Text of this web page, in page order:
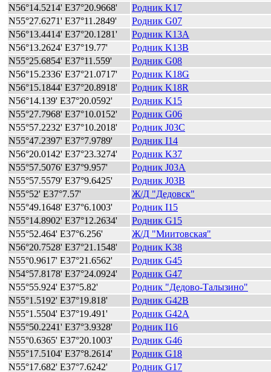
N56°14.5214' E37°20.9668'
Родник K17
N55°27.6271' E37°11.2849'
Родник G07
N56°13.4414' E37°20.1281'
Родник K13A
N56°13.2624' E37°19.77'
Родник K13B
N55°25.6854' E37°11.559'
Родник G08
N56°15.2336' E37°21.0717'
Родник K18G
N56°15.1844' E37°20.8918'
Родник K18R
N56°14.139' E37°20.0592'
Родник K15
N55°27.7968' E37°10.0152'
Родник G06
N55°57.2232' E37°10.2018'
Родник J03C
N55°47.2397' E37°7.9789'
Родник I14
N56°20.0142' E37°23.3274'
Родник K37
N55°57.5076' E37°9.957'
Родник J03A
N55°57.5579' E37°9.6425'
Родник J03B
N55°52' E37°7.57'
Ж/Д "Дедовск"
N55°49.1648' E37°6.1003'
Родник I15
N55°14.8902' E37°12.2634'
Родник G15
N55°52.464' E37°6.256'
Ж/Д "Миитовская"
N56°20.7528' E37°21.1548'
Родник K38
N55°0.9617' E37°21.6562'
Родник G45
N54°57.8178' E37°24.0924'
Родник G47
N55°55.924' E37°5.82'
Родник "Дедово-Талызино"
N55°1.5192' E37°19.818'
Родник G42B
N55°1.5504' E37°19.491'
Родник G42A
N55°50.2241' E37°3.9328'
Родник I16
N55°0.6365' E37°20.1003'
Родник G46
N55°17.5104' E37°8.2614'
Родник G18
N55°17.682' E37°7.6242'
Родник G17